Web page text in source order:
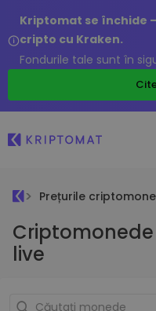
Kriptomat se închide
cripto cu Kraken.
Fondurile tale sunt în
Prețurile
live